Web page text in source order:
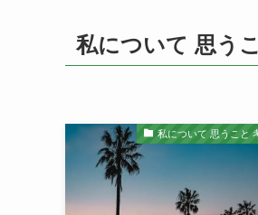
私について 思う
私について 思うこと